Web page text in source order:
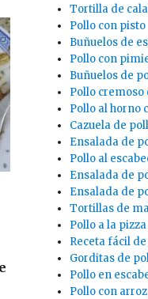
Tortilla de
Pollo con pisto
Buñuelos de
Pollo con
Buñuelos de
Pollo cremoso
Pollo al horno
Cazuela de
Ensalada de
Pollo al
Ensalada de
Ensalada de
Tortillas de
Pollo a la
Receta fácil
Gorditas de
Pollo en
Pollo con